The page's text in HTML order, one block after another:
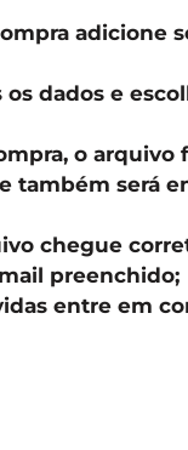
adicione
dados e
o arquivo
também será
chegue
preenchido;
entre em